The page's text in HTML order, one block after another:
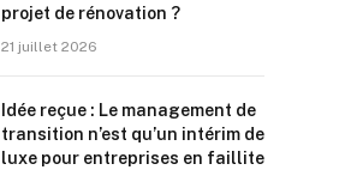
projet de rénovation ?
21 juillet 2026
Idée reçue : Le management de
transition n’est qu’un intérim de
luxe pour entreprises en faillite